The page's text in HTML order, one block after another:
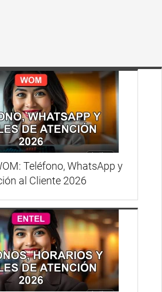
Teléfono, WhatsApp y
al Cliente 2026